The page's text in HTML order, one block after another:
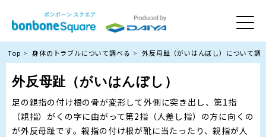
Top 身体のトラブルについて調べる 外反母趾（がいはんぼし）について調
外反母趾（がいはんぼし）
足の親指の付け根の骨が変形して外側に突き出し、第1指
（親指）がくの字に曲がって第2指（人差し指）の方に向くの
が外反母趾です。親指の付け根が靴に当たったり、親指が人